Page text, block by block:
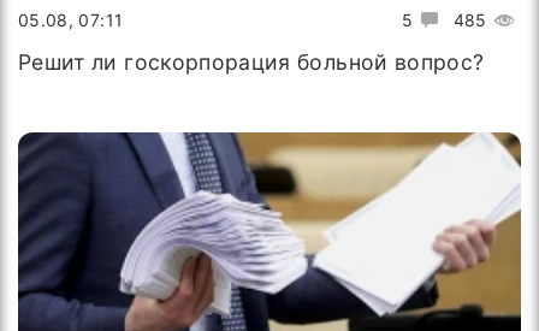
5 485
05.08, 07:11
Решит ли госкорпорация больной вопрос?